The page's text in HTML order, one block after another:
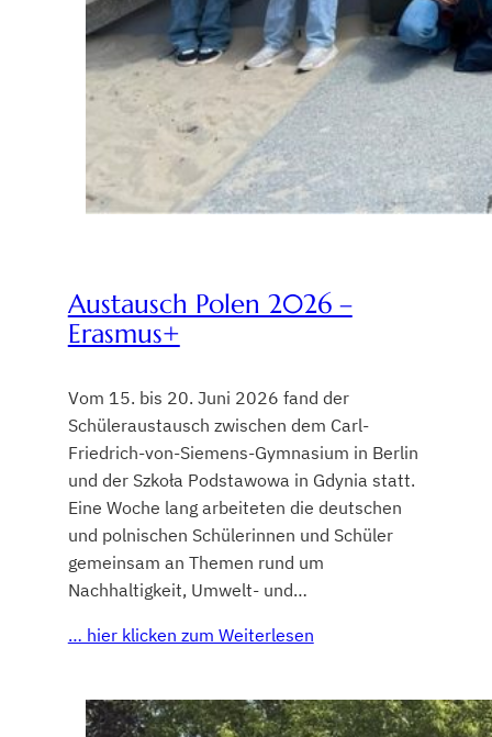
Austausch Polen 2026 –
Erasmus+
Vom 15. bis 20. Juni 2026 fand der
Schüleraustausch zwischen dem Carl-
Friedrich-von-Siemens-Gymnasium in Berlin
und der Szkoła Podstawowa in Gdynia statt.
Eine Woche lang arbeiteten die deutschen
und polnischen Schülerinnen und Schüler
gemeinsam an Themen rund um
Nachhaltigkeit, Umwelt- und…
… hier klicken zum Weiterlesen